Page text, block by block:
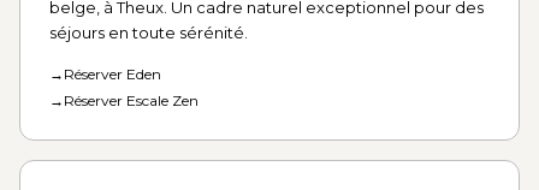
belge, à Theux. Un cadre naturel exceptionnel pour des
séjours en toute sérénité.
→ Réserver Eden
→ Réserver Escale Zen